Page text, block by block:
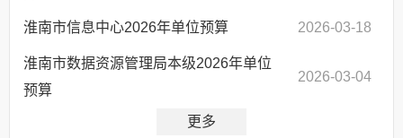
淮南市信息中心2026年单位预算 2026-03-18
淮南市数据资源管理局本级2026年单位
预算
2026-03-04
更多